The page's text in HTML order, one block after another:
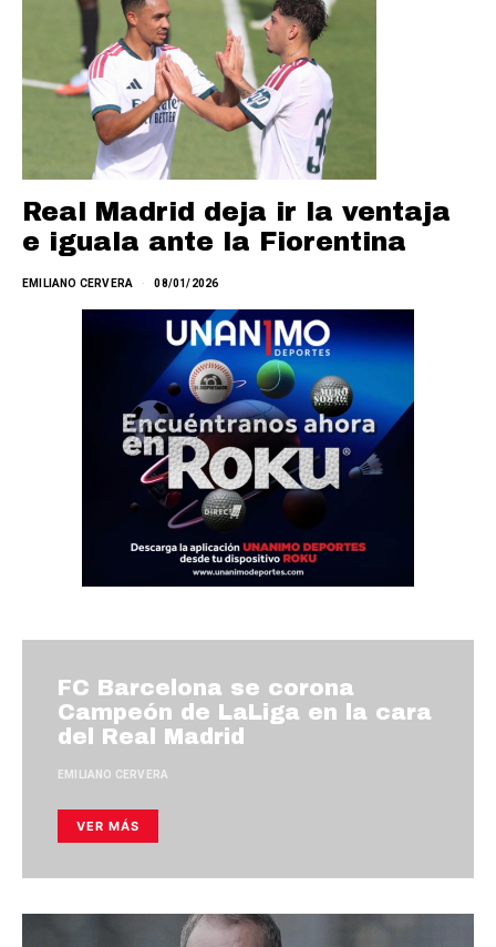
Real Madrid deja ir la ventaja
e iguala ante la Fiorentina
EMILIANO CERVERA 08/01/2026
FC Barcelona se corona
Campeón de LaLiga en la cara
del Real Madrid
EMILIANO CERVERA
VER MÁS